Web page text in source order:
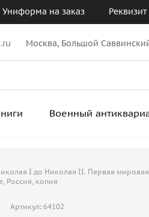
Униформа на заказ
Москва, Большой
Военный
I до Николая II. Первая
Россия, копия
Артикул: 64102